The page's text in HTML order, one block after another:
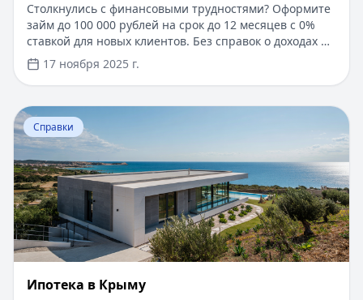
Столкнулись с финансовыми трудностями? Оформите
займ до 100 000 рублей на срок до 12 месяцев с 0%
ставкой для новых клиентов. Без справок о доходах и
документов — решение за 5 минут. Получите деньги
быстро и прозрачно через проверенные сервисы.
17 ноября 2025 г.
Перейти к статье:
Справки
Ипотека в Крыму